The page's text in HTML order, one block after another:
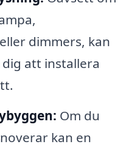
dimmers, kan
att installera
Om du
kan en